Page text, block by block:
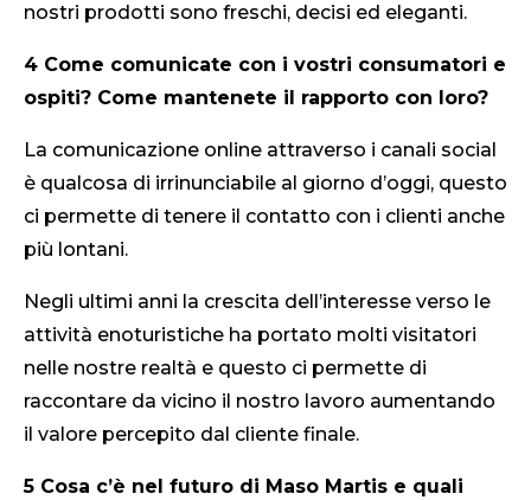
nostri prodotti sono freschi, decisi ed eleganti.
4 Come comunicate con i vostri consumatori e
ospiti? Come mantenete il rapporto con loro?
La comunicazione online attraverso i canali social
è qualcosa di irrinunciabile al giorno d’oggi, questo
ci permette di tenere il contatto con i clienti anche
più lontani.
Negli ultimi anni la crescita dell’interesse verso le
attività enoturistiche ha portato molti visitatori
nelle nostre realtà e questo ci permette di
raccontare da vicino il nostro lavoro aumentando
il valore percepito dal cliente finale.
5 Cosa c’è nel futuro di Maso Martis e quali